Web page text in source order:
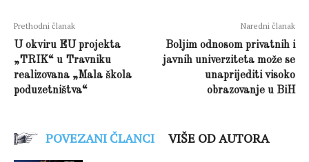
Prethodni članak
U okviru EU projekta
„TRIK“ u Travniku
realizovana „Mala škola
poduzetništva“
Naredni članak
Boljim odnosom privatnih i
javnih univerziteta može se
unaprijediti visoko
obrazovanje u BiH
POVEZANI ČLANCI VIŠE OD AUTORA